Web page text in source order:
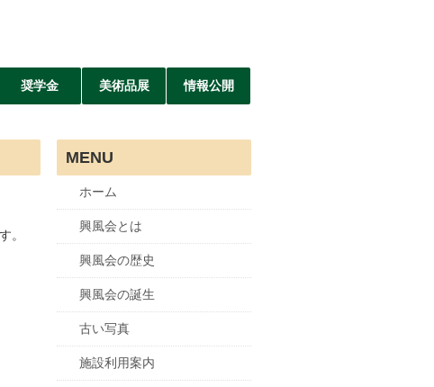
奨学金 美術品展 情報公開
。
MENU
ホーム
興風会とは
興風会の歴史
興風会の誕生
古い写真
施設利用案内